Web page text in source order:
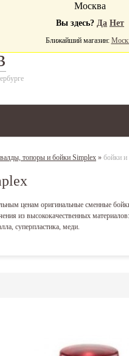
Москва
Вы здесь? Да Нет
Ближайший магазин:
топоры и бойки Simplex » бойки и
ценам оригинальные сменные
из высококачественных
суперпластика, меди.